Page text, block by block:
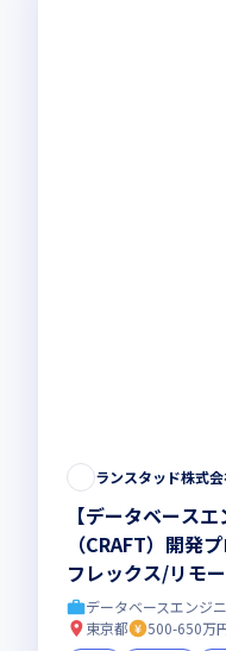
ランスタッド株式
【データベース
（CRAFT）開発
フレックス/リモ
データベースエンジ
東京都
500-650万